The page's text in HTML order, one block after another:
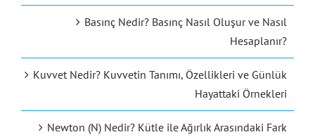
Basınç Nedir? Basınç Nasıl Oluşur ve Nasıl
Hesaplanır?
Kuvvet Nedir? Kuvvetin Tanımı, Özellikleri ve Günlük
Hayattaki Örnekleri
Newton (N) Nedir? Kütle ile Ağırlık Arasındaki Fark